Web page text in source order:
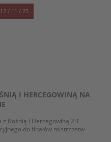
12 / 11 / 25
I HERCEGOWINĄ NA
z Bośnią i Hercegowiną 2:1
do finałów mistrzostw